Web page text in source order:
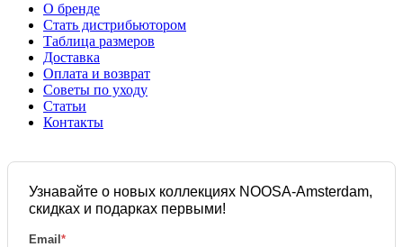
О бренде
Стать дистрибьютором
Таблица размеров
Доставка
Оплата и возврат
Советы по уходу
Статьи
Контакты
Узнавайте о новых коллекциях NOOSA-Amsterdam,
скидках и подарках первыми!
Email *